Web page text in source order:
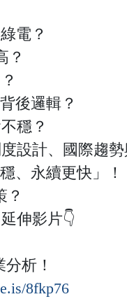
電？
？
後邏輯？
穩？
設計、國際趨勢
、永續更快」！
？
伸影片👇
析！
8fkp76